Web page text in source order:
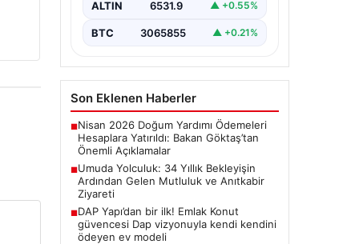
Zeynep Yıldırım çifti, evlat sahibi
ALTIN 6531.9 ▲ +0.55%
BTC 3065855 ▲ +0.21%
Son Eklenen Haberler
■Nisan 2026 Doğum Yardımı Ödemeleri
Hesaplara Yatırıldı: Bakan Göktaş’tan
Önemli Açıklamalar
■Umuda Yolculuk: 34 Yıllık Bekleyişin
Ardından Gelen Mutluluk ve Anıtkabir
Ziyareti
■DAP Yapı’dan bir ilk! Emlak Konut
güvencesi Dap vizyonuyla kendi kendini
ödeyen ev modeli